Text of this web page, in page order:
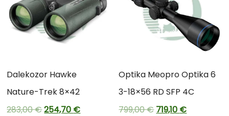
Dalekozor Hawke
Nature-Trek 8×42
283,00€254,70 €
Optika Meopro Optika 6
3-18×56 RD SFP 4C
799,00€719,10 €